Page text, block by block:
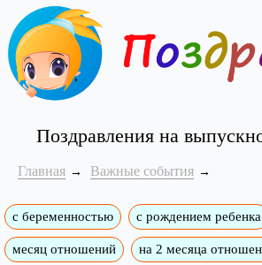
Поздравления на
Главная Важные события
с беременностью с рождением ребенка
месяц отношений на 2 месяца